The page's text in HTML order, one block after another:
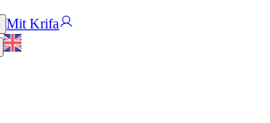
Mit Krifa